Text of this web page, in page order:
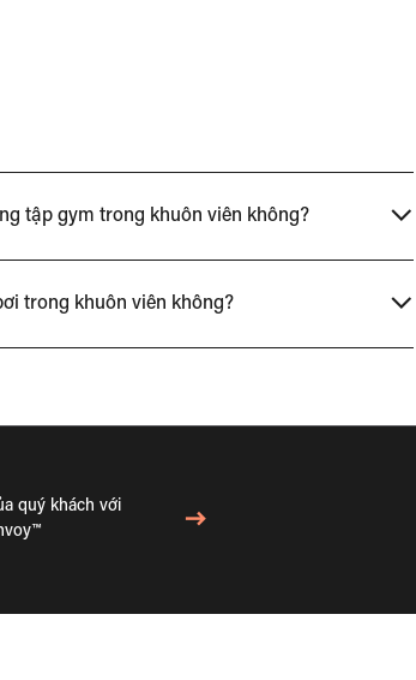
tập gym trong khuôn viên không?
trong khuôn viên không?
quý khách với